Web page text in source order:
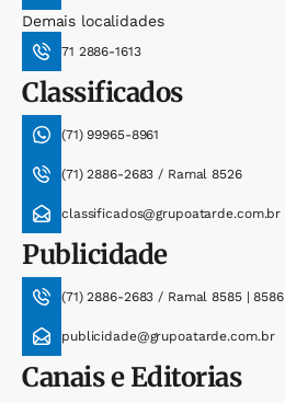
Demais localidades
71 2886-1613
Classificados
(71) 99965-8961
(71) 2886-2683 / Ramal 8526
classificados@grupoatarde.com.br
Publicidade
(71) 2886-2683 / Ramal 8585 | 8586
publicidade@grupoatarde.com.br
Canais e Editorias